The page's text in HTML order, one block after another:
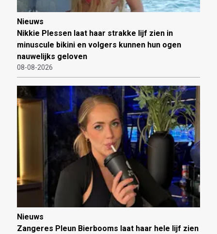
Nieuws
Nikkie Plessen laat haar strakke lijf zien in
minuscule bikini en volgers kunnen hun ogen
nauwelijks geloven
08-08-2026
Nieuws
Zangeres Pleun Bierbooms laat haar hele lijf zien